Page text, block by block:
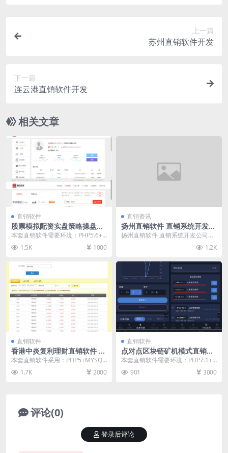
上一篇
苏州直销软件开发
下一篇
连云港直销软件开发
相关文章
直销软件
股票模拟配资实盘策略操盘直
销软件 直销系统 直销管理软
本套直销软件需要环境：PHP5.6+
MYSQL，是一套股票模拟配资实盘
策略操盘直...
1.5K 1000
直销资讯
扬州直销软件 直销系统开发公
司
扬州直销软件 直销系统开发公司请
1.2K
直销软件
香港中炎复利理财直销软件 直
销系统 直销管理软件
本套直销软件采用：PHP5+MYSQL
开发，是一套香港中炎复利理财直
销软件，具体...
1.7K 2000
直销软件
点对点区块链矿机模式直销软
件 直销系统 直销管理软件
本套直销软件需要环境：PHP7.1+
MYSQL，是一套点对点区块链矿机
模式直销软...
901 3000
评论(0)
登录后评论